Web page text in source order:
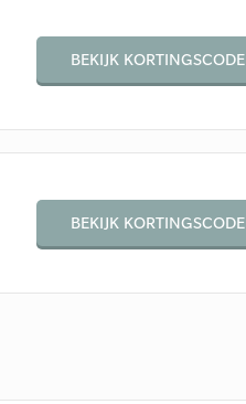
BEKIJK KORTINGSCODE
BEKIJK KORTINGSCODE